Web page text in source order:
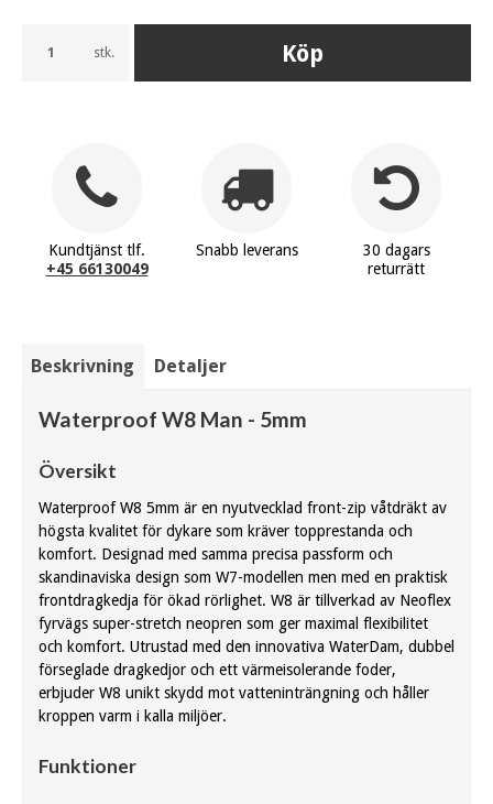
stk. Köp
Kundtjänst tlf.
+45 66130049
Snabb leverans
30 dagars
returrätt
Beskrivning Detaljer
Waterproof W8 Man - 5mm
Översikt
Waterproof W8 5mm är en nyutvecklad front-zip våtdräkt av
högsta kvalitet för dykare som kräver topprestanda och
komfort. Designad med samma precisa passform och
skandinaviska design som W7-modellen men med en praktisk
frontdragkedja för ökad rörlighet. W8 är tillverkad av Neoflex
fyrvägs super-stretch neopren som ger maximal flexibilitet
och komfort. Utrustad med den innovativa WaterDam, dubbel
förseglade dragkedjor och ett värmeisolerande foder,
erbjuder W8 unikt skydd mot vatteninträngning och håller
kroppen varm i kalla miljöer.
Funktioner